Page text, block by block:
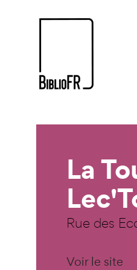
La
Rue des
Voir le site